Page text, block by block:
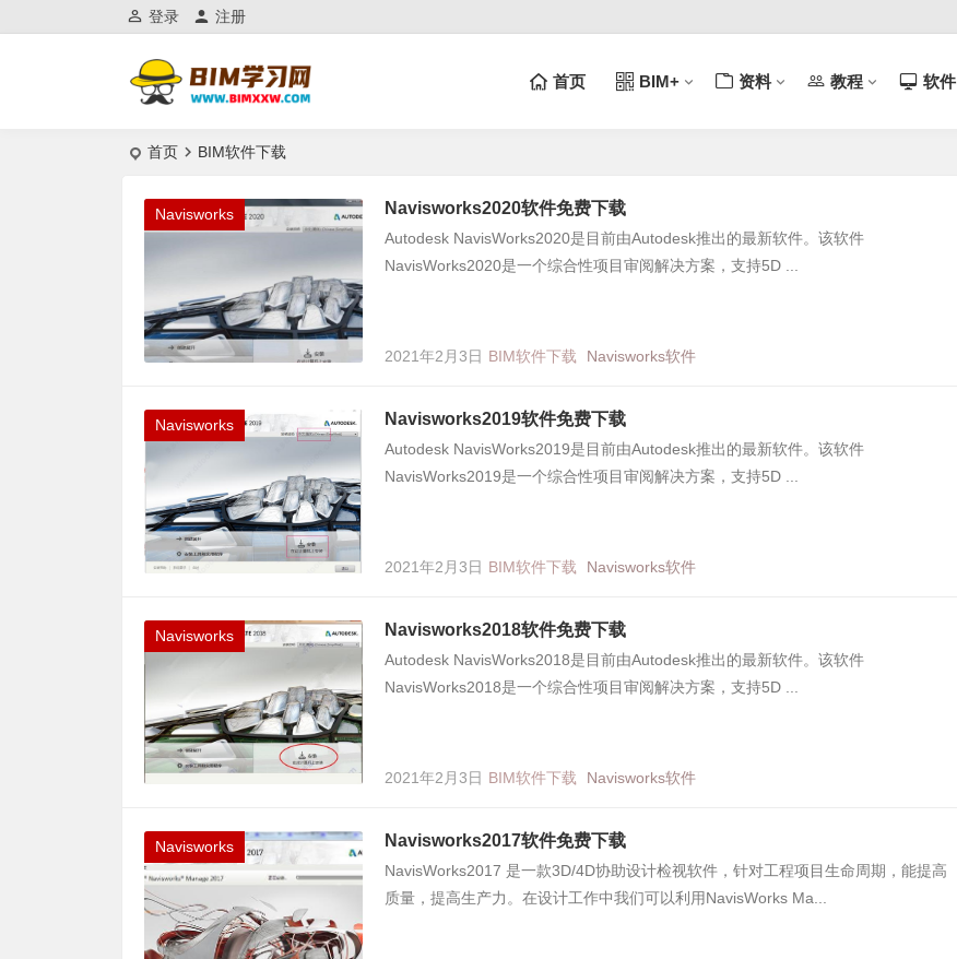
登录 注册
首页 BIM+ 资料 教程 软件
首页 BIM软件下载
Navisworks Navisworks2020软件免费下载
Autodesk NavisWorks2020是目前由Autodesk推出的最新软件。该软件
NavisWorks2020是一个综合性项目审阅解决方案，支持5D ...
2021年2月3日 BIM软件下载 Navisworks软件
Navisworks Navisworks2019软件免费下载
Autodesk NavisWorks2019是目前由Autodesk推出的最新软件。该软件
NavisWorks2019是一个综合性项目审阅解决方案，支持5D ...
2021年2月3日 BIM软件下载 Navisworks软件
Navisworks Navisworks2018软件免费下载
Autodesk NavisWorks2018是目前由Autodesk推出的最新软件。该软件
NavisWorks2018是一个综合性项目审阅解决方案，支持5D ...
2021年2月3日 BIM软件下载 Navisworks软件
Navisworks Navisworks2017软件免费下载
NavisWorks2017 是一款3D/4D协助设计检视软件，针对工程项目生命周期，能提高
质量，提高生产力。在设计工作中我们可以利用NavisWorks Ma...